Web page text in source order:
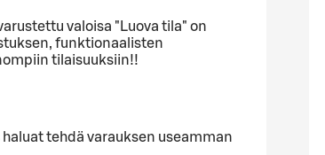
valoisa "Luova tila" on
funktionaalisten
tilaisuuksiin!!
tehdä varauksen useamman